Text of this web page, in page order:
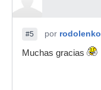
#5 por rodolenko
Muchas gracias